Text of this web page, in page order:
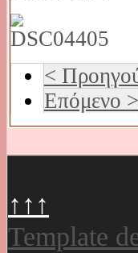
<
Επόμενο >
↑↑↑
Template